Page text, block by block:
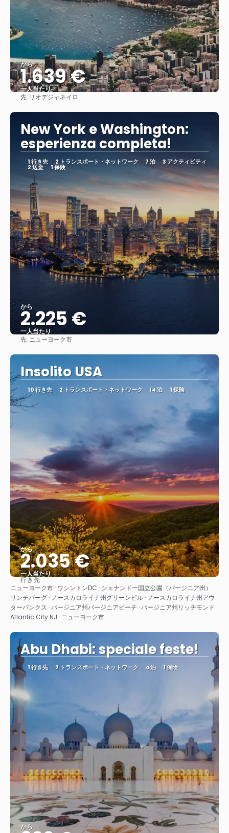
から
1.639 €
一人当たり
先: リオデジャネイロ
New York e Washington:
esperienza completa!
1 行き先 2 トランスポート・ネットワーク 7 泊 3 アクティビティ
2 送金 1 保険
から
2.225 €
一人当たり
先:ニューヨーク市
Insolito USA
10 行き先 2 トランスポート・ネットワーク 14 泊 1 保険
から
2.035 €
一人当たり
見る
行き先
ニューヨーク市 · ワシントンDC · シェナンドー国立公園（バージニア州） ·
リンチバーグ · ノースカロライナ州グリーンビル · ノースカロライナ州アウ
ターバンクス · バージニア州バージニアビーチ · バージニア州リッチモンド ·
Atlantic City NJ · ニューヨーク市
Abu Dhabi: speciale feste!
1 行き先 2 トランスポート・ネットワーク 4 泊 1 保険
から